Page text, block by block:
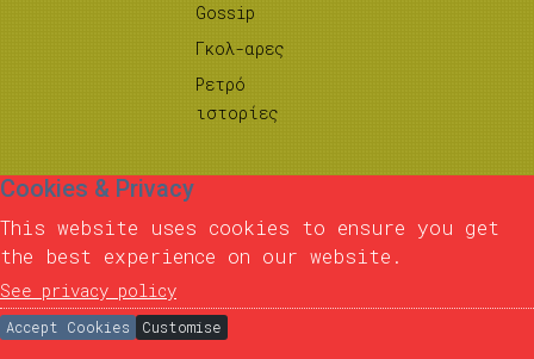
Gossip
Γκολ-αρες
Ρετρό
ιστορίες
Cookies & Privacy
This website uses cookies to ensure you get
the best experience on our website.
See privacy policy
Accept Cookies Customise